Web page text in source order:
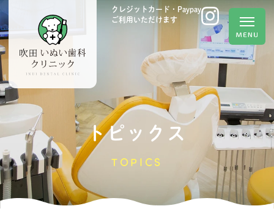
クレジットカード・Paypay
ご利用いただけます
トピックス
TOPICS